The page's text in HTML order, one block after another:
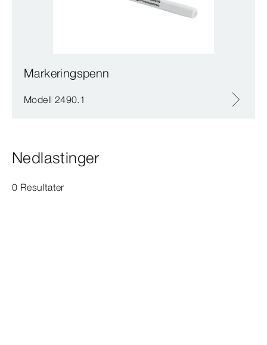
Markeringspenn
Modell 2490.1
Nedlastinger
0 Resultater